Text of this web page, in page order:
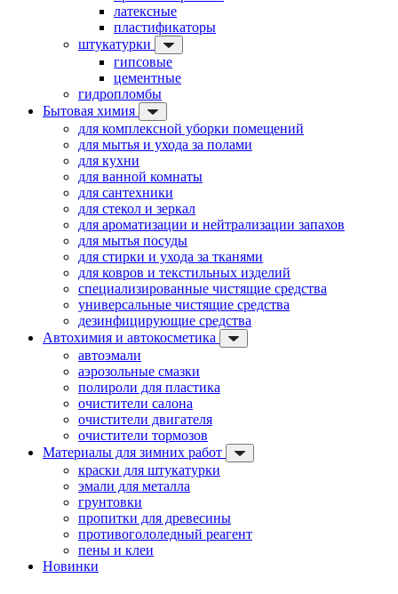
латексные
пластификаторы
штукатурки
гипсовые
цементные
гидропломбы
Бытовая химия
для комплексной уборки помещений
для мытья и ухода за полами
для кухни
для ванной комнаты
для сантехники
для стекол и зеркал
для ароматизации и нейтрализации запахов
для мытья посуды
для стирки и ухода за тканями
для ковров и текстильных изделий
специализированные чистящие средства
универсальные чистящие средства
дезинфицирующие средства
Автохимия и автокосметика
автоэмали
аэрозольные смазки
полироли для пластика
очистители салона
очистители двигателя
очистители тормозов
Материалы для зимних работ
краски для штукатурки
эмали для металла
грунтовки
пропитки для древесины
противогололедный реагент
пены и клеи
Новинки